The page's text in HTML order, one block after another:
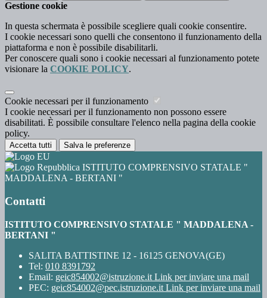
Gestione cookie
In questa schermata è possibile scegliere quali cookie consentire.
I cookie necessari sono quelli che consentono il funzionamento della
piattaforma e non è possibile disabilitarli.
Per conoscere quali sono i cookie necessari al funzionamento potete
visionare la COOKIE POLICY.
Cookie necessari per il funzionamento
I cookie necessari per il funzionamento non possono essere
disabilitati. È possibile consultare l'elenco nella pagina della cookie
policy.
Accetta tutti Salva le preferenze
ISTITUTO COMPRENSIVO STATALE "
MADDALENA - BERTANI "
Contatti
ISTITUTO COMPRENSIVO STATALE " MADDALENA -
BERTANI "
SALITA BATTISTINE 12 - 16125 GENOVA(GE)
Tel: 010 8391792
Email: geic854002@istruzione.it Link per inviare una mail
PEC: geic854002@pec.istruzione.it Link per inviare una mail